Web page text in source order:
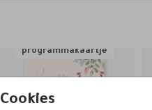
Cookies
programmakaartje